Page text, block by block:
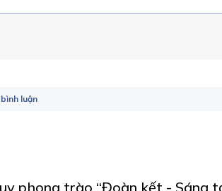
luận
phong trào “Đoàn kết - Sáng